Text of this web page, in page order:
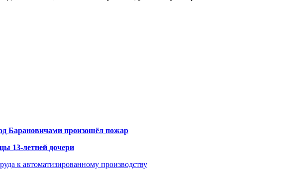
Барановичами произошёл пожар
13-летней дочери
к автоматизированному производству